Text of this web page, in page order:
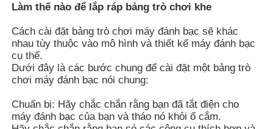
Liên hệ chúng tôi
Yêu cầu báo giá
bảng trò chơi đánh bạc
Bàn chơi cá
Làm thế nào để lắp ráp bảng trò chơi khe
Cách cài đặt bảng trò chơi máy đánh bạc sẽ khác
nhau tùy thuộc vào mô hình và thiết kế máy đánh bạc
cụ thể.
Dưới đây là các bước chung để cài đặt một bảng trò
chơi máy đánh bạc nói chung:
Chuẩn bị: Hãy chắc chắn rằng bạn đã tắt điện cho
máy đánh bạc của bạn và tháo nó khỏi ổ cắm.